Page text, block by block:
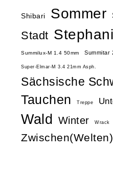
Shibari Sommer
Stadt
Summilux-M 1.4 50mm Summitar
Super-Elmar-M 3.4 21mm Asph.
Sächsische
Tauchen
Treppe
Wald Winter Wrack